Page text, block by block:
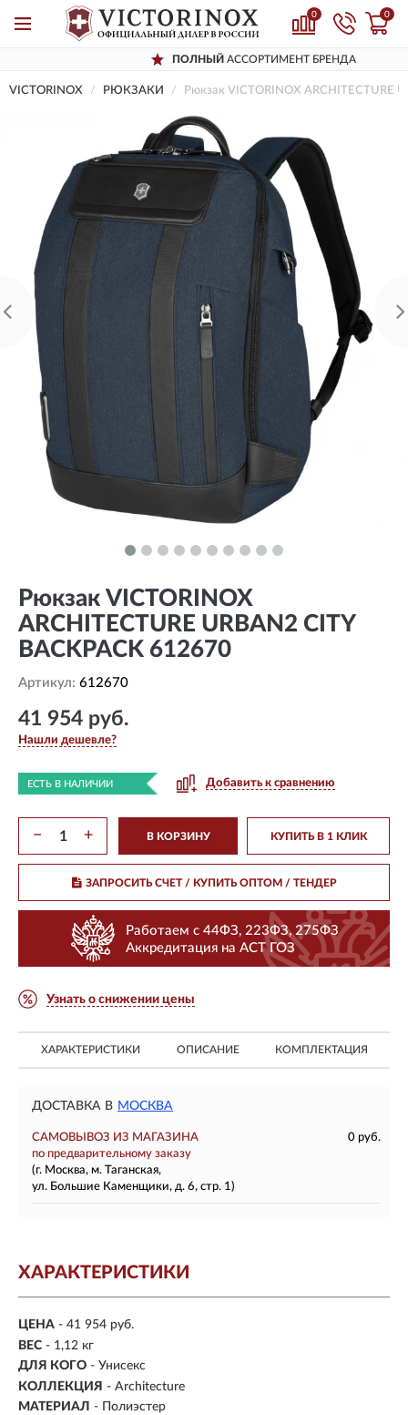
0 0
ПОЛНЫЙАССОРТИМЕНТ БРЕНДА
VICTORINOX РЮКЗАКИ Рюкзак VICTORINOX ARCHITECTURE
Рюкзак VICTORINOX
ARCHITECTURE URBAN2 CITY
BACKPACK 612670
Артикул: 612670
41 954 руб.
Нашли дешевле?
ЕСТЬ В НАЛИЧИИ Добавить к сравнению
− + В КОРЗИНУ КУПИТЬ В 1 КЛИК
ЗАПРОСИТЬ СЧЕТ / КУПИТЬ ОПТОМ/ ТЕНДЕР
Работаем с 44ФЗ, 223ФЗ, 275ФЗ
Аккредитация на АСТ ГОЗ
Узнать о снижении цены
ХАРАКТЕРИСТИКИ ОПИСАНИЕ КОМПЛЕКТАЦИЯ
ДОСТАВКА В МОСКВА
САМОВЫВОЗ ИЗ МАГАЗИНА
0 руб.
по предварительному заказу
(г. Москва, м. Таганская,
ул. Большие Каменщики, д. 6, стр. 1)
ХАРАКТЕРИСТИКИ
ЦЕНА - 41 954 руб.
ВЕС - 1,12 кг
ДЛЯ КОГО - Унисекс
КОЛЛЕКЦИЯ - Architecture
МАТЕРИАЛ -
Полиэстер